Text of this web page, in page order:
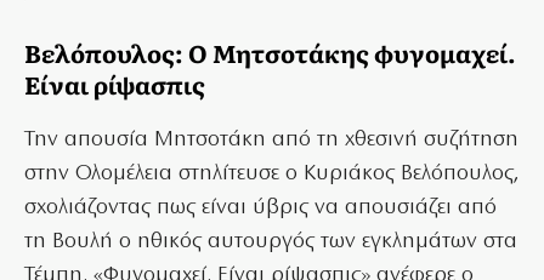
Βελόπουλος: Ο Μητσοτάκης φυγομαχεί.
Είναι ρίψασπις
Την απουσία Μητσοτάκη από τη χθεσινή συζήτηση
στην Ολομέλεια στηλίτευσε ο Κυριάκος Βελόπουλος,
σχολιάζοντας πως είναι ύβρις να απουσιάζει από
τη Βουλή ο ηθικός αυτουργός των εγκλημάτων στα